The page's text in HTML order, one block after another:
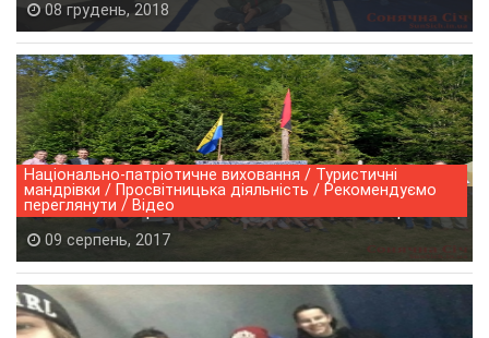
08 грудень, 2018
Національно-патріотичне виховання / Туристичні
мандрівки / Просвітницька діяльність / Рекомендуємо
переглянути / Відео
Військово-патріотичний вишкіл "Сотня" 2017р.
09 серпень, 2017